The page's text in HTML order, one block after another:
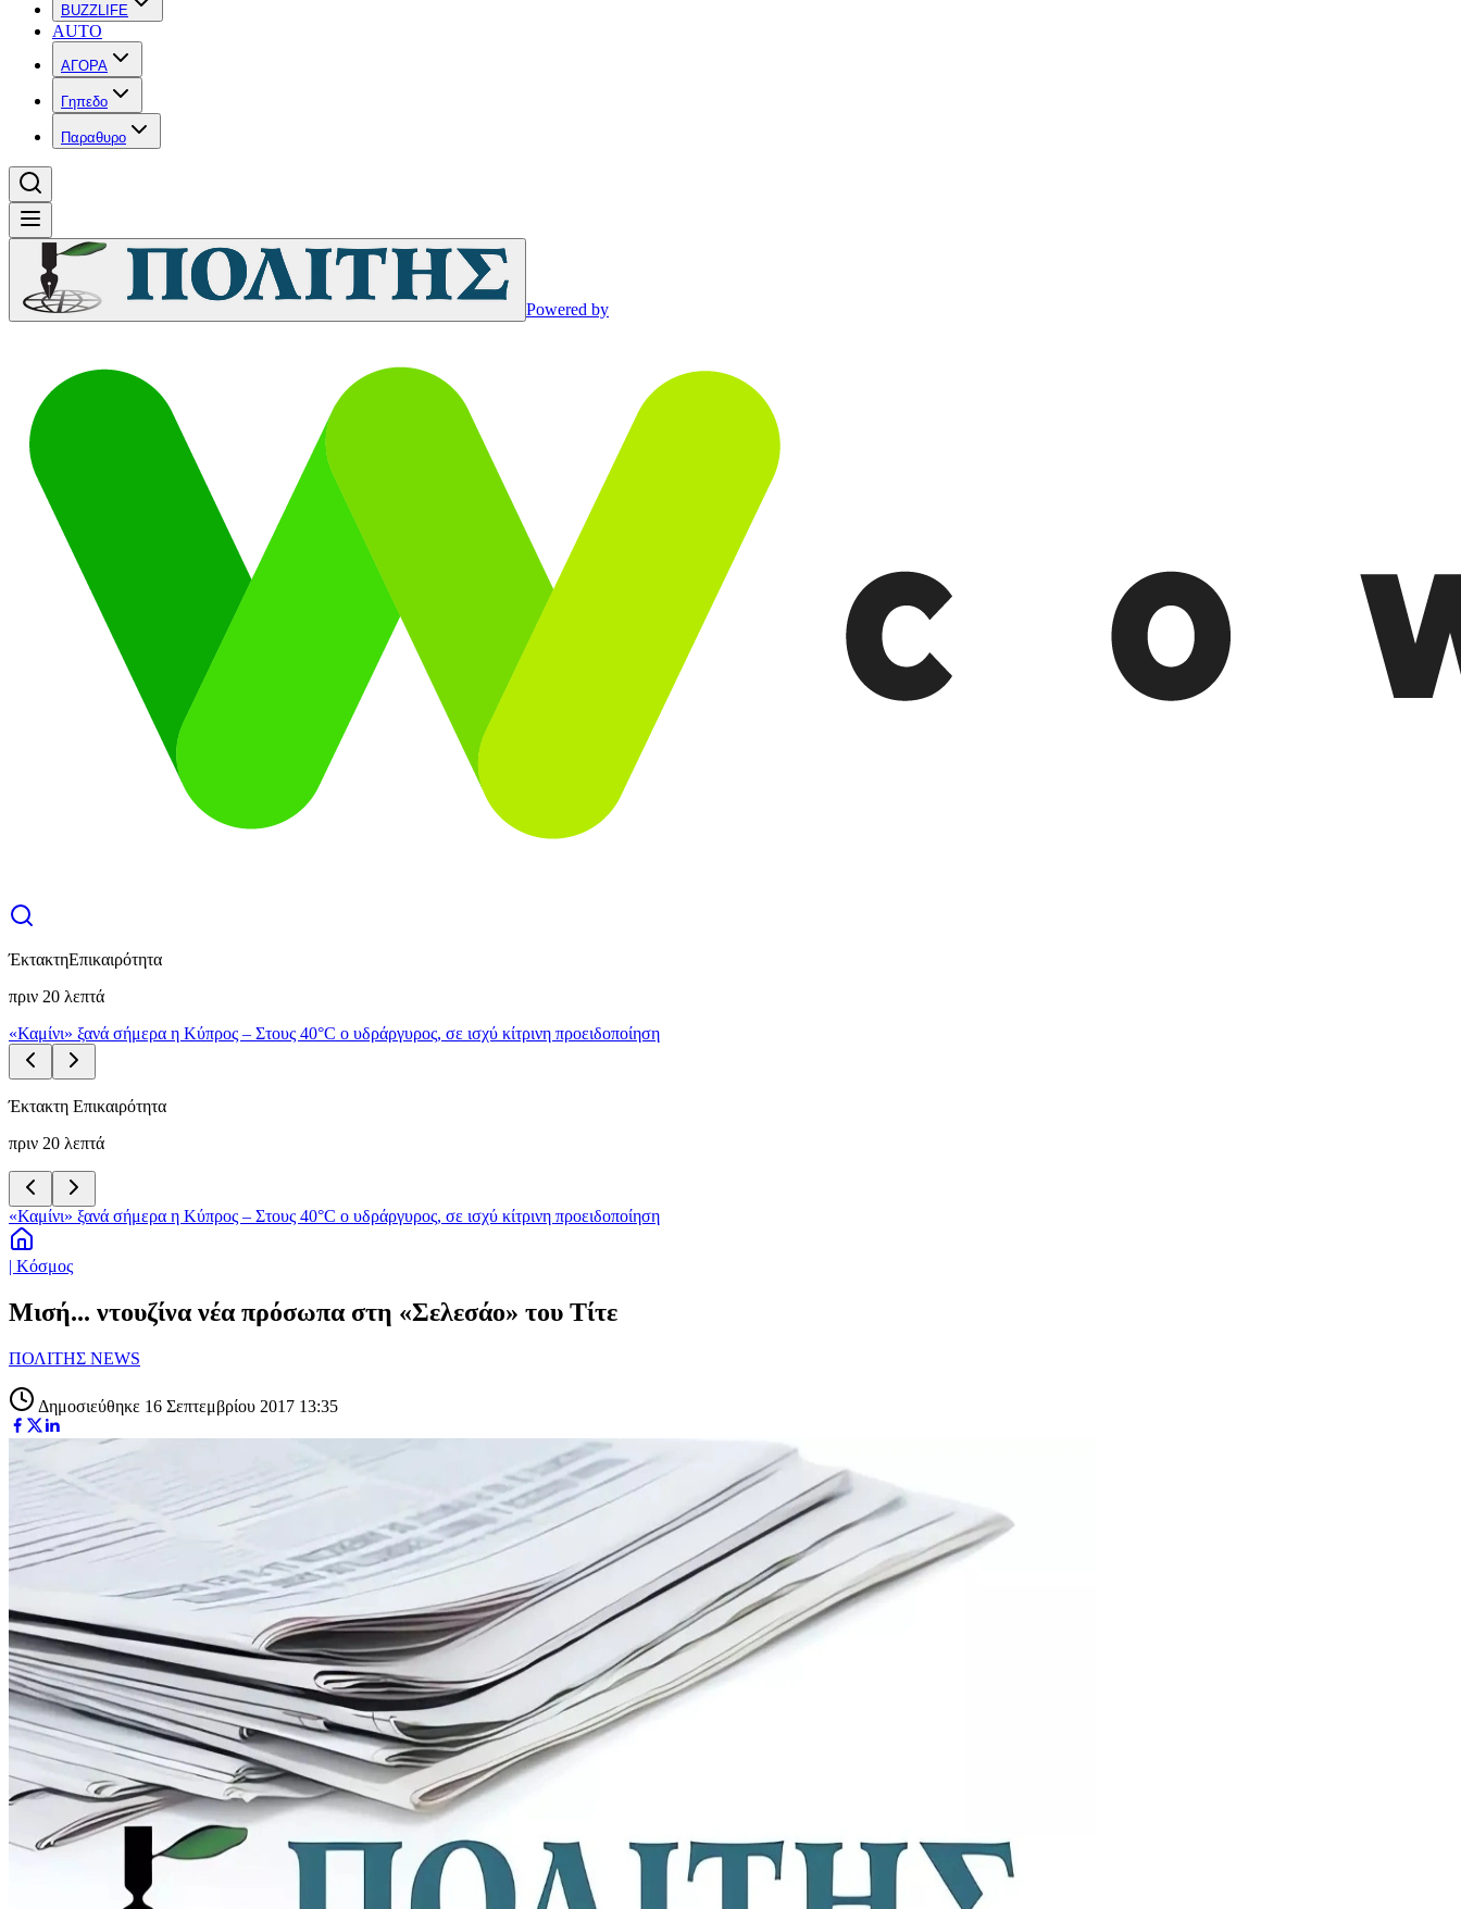
BUZZLIFE
AUTO
ΑΓΟΡΑ
Γηπεδο
Παραθυρο
Powered by
ΈκτακτηΕπικαιρότητα
πριν 20 λεπτά
«Καμίνι» ξανά σήμερα η Κύπρος – Στους 40°C ο υδράργυρος, σε ισχύ κίτρινη προειδοποίηση
Έκτακτη Επικαιρότητα
πριν 20 λεπτά
«Καμίνι» ξανά σήμερα η Κύπρος – Στους 40°C ο υδράργυρος, σε ισχύ κίτρινη προειδοποίηση
| Κόσμος
Mισή... ντουζίνα νέα πρόσωπα στη «Σελεσάο» του Τίτε
ΠΟΛΙΤΗΣ NEWS
Δημοσιεύθηκε 16 Σεπτεμβρίου 2017 13:35